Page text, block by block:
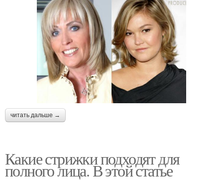
читать дальше →
Какие стрижки подходят для
полного лица. В этой статье